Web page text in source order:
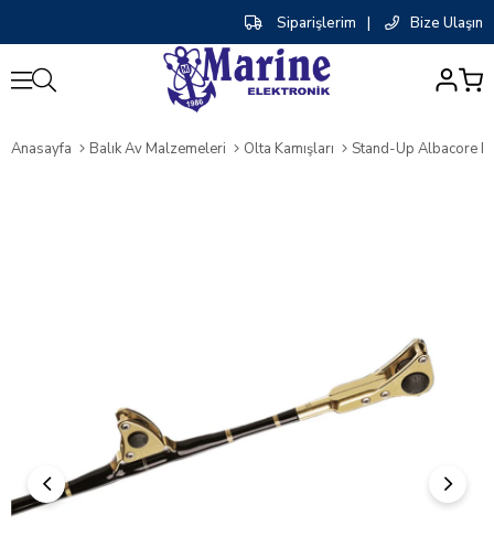
Siparişlerim | Bize Ulaşın
Anasayfa Balık Av Malzemeleri Olta Kamışları Stand-Up Albacore